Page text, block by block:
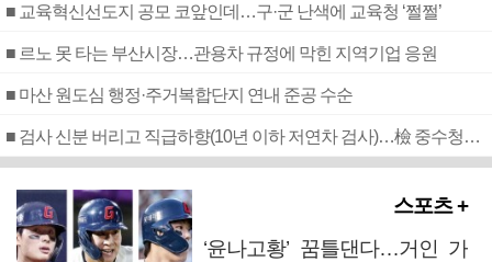
■ 교육혁신선도지 공모 코앞인데…구·군 난색에 교육청 ‘쩔쩔’
■ 르노 못 타는 부산시장…관용차 규정에 막힌 지역기업 응원
■ 마산 원도심 행정·주거복합단지 연내 준공 수순
■ 검사 신분 버리고 직급하향(10년 이하 저연차 검사)…檢 중수청행 기피
스포츠 +
‘윤나고황’ 꿈틀댄다…거인 가